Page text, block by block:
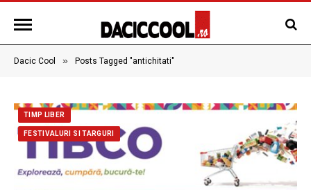
Dacic Cool » Posts Tagged "antichitati"
TIMP LIBER
FESTIVALURI SI TARGURI